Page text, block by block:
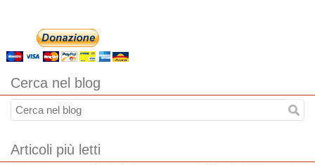
Cerca nel blog
Articoli più letti